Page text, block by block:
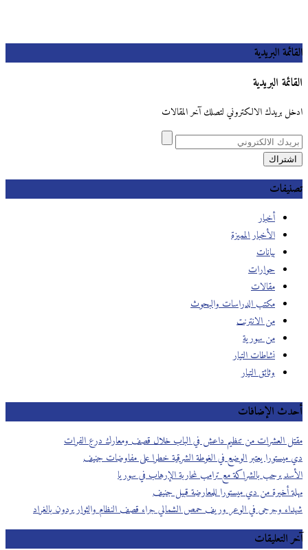
القائمة البريدية
القائمة البريدية
ادخل بريدك الالكتروني لتصلك آخر المقالات
تصنيفات
أخبار
الأخبار المميزة
بيانات
حوارات
مقالات
مكتب الدراسات والبحوث
من الانترنت
من سورية
نشاطات التيار
وثائق التيار
أحدث الإضافات
مقتل العشرات من تنظيم داعش في الباب خلال قصف ومعارك درع الفرات
دي ميستورا يعتبر الوضع في الغوطة الشرقية خطرا على مفاوضات جنيف
الأسد يرحب بالشراكة مع ترامب لمحاربة الإرهاب في سوريا
مهلة أخيرة من دي ميستورا للمعارضة قبيل جنيف
شهداء وجرحى في الوعر وريف حمص الشمالي جراء قصف النظام والثوار يردون بالغراد
آخر التعليقات